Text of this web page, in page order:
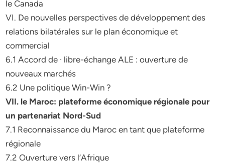
le Canada
VI. De nouvelles perspectives de développement des
relations bilatérales sur le plan économique et
commercial
6.1 Accord de · libre-échange ALE : ouverture de
nouveaux marchés
6.2 Une politique Win-Win ?
VII. le Maroc: plateforme économique régionale pour
un partenariat Nord-Sud
7.1 Reconnaissance du Maroc en tant que plateforme
régionale
7.2 Ouverture vers l’Afrique